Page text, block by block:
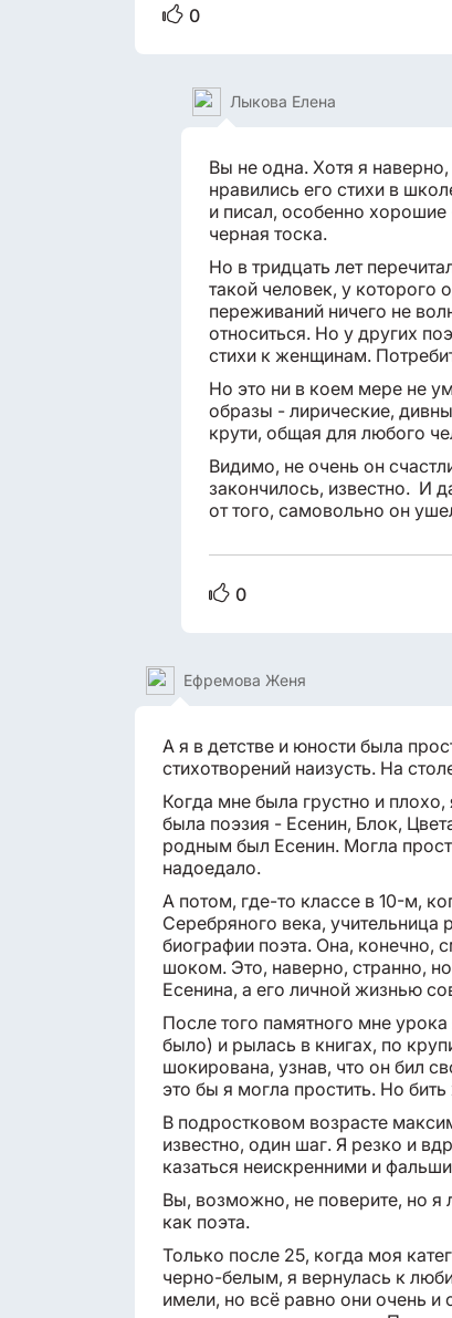
0
Лыкова Елена
Вы не одна. Хотя я
нравились его стихи в
и писал, особенно
черная тоска.
Но в тридцать лет
такой человек, у
переживаний ничего не
относиться. Но у других
стихи к женщинам.
Но это ни в коем мере не
образы - лирические,
крути, общая для любого
Видимо, не очень он
закончилось, известно. И
от того, самовольно он
0
Ефремова Женя
А я в детстве и юности была
стихотворений наизусть. На
Когда мне была грустно и
была поэзия - Есенин, Блок,
родным был Есенин. Могла
надоедало.
А потом, где-то классе в 10-м,
Серебряного века, учительница
биографии поэта. Она, конечно,
шоком. Это, наверно, странно,
Есенина, а его личной жизнью
После того памятного мне
было) и рылась в книгах, по
шокирована, узнав, что он бил
это бы я могла простить. Но
В подростковом возрасте
известно, один шаг. Я резко и
казаться неискренними и
Вы, возможно, не поверите, но я
как поэта.
Только после 25, когда моя
черно-белым, я вернулась к
имели, но всё равно они очень и